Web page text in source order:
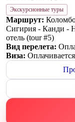
Экскурсионные туры
Маршрут:
Сигирия - Канди -
отель (tour #5)
Вид перелета:
Виза: